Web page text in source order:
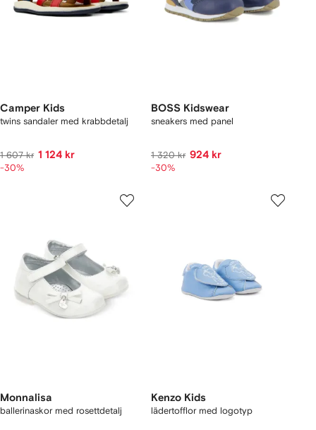
Camper Kids
twins sandaler med krabbdetalj
1 607 kr 1 124 kr
-30%
BOSS Kidswear
sneakers med panel
1 320 kr 924 kr
-30%
Monnalisa
ballerinaskor med rosettdetalj
Kenzo Kids
lädertofflor med logotyp